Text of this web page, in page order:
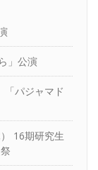
」公演
「パジャマド
16期研究生